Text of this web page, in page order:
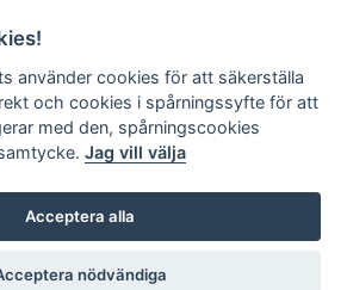
tidskrift
Sök
använder cookies för att säkerställa
och cookies i spårningssyfte för att
med den, spårningscookies
Jag vill välja
Acceptera alla
nödvändiga